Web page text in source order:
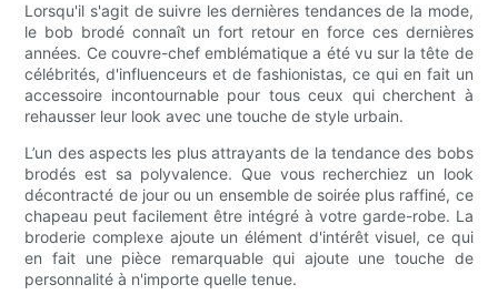
Lorsqu'il s'agit de suivre les dernières tendances de la mode,
le bob brodé connaît un fort retour en force ces dernières
années. Ce couvre-chef emblématique a été vu sur la tête de
célébrités, d'influenceurs et de fashionistas, ce qui en fait un
accessoire incontournable pour tous ceux qui cherchent à
rehausser leur look avec une touche de style urbain.
L’un des aspects les plus attrayants de la tendance des bobs
brodés est sa polyvalence. Que vous recherchiez un look
décontracté de jour ou un ensemble de soirée plus raffiné, ce
chapeau peut facilement être intégré à votre garde-robe. La
broderie complexe ajoute un élément d'intérêt visuel, ce qui
en fait une pièce remarquable qui ajoute une touche de
personnalité à n'importe quelle tenue.